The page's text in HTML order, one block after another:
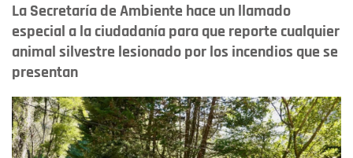
La Secretaría de Ambiente hace un llamado
especial a la ciudadanía para que reporte cualquier
animal silvestre lesionado por los incendios que se
presentan